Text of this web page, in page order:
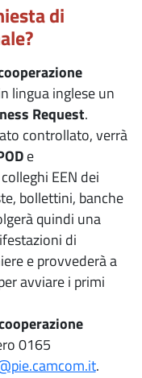
di
lingua inglese un
Request.
controllato, verrà
e
EEN dei
bollettini, banche
quindi una
di
e provvederà a
avviare i primi
0165
.